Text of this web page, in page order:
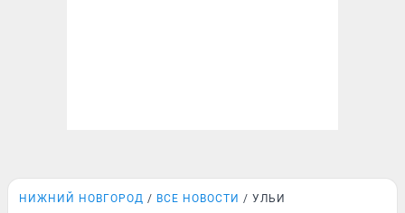
НИЖНИЙ НОВГОРОД ВСЕ НОВОСТИ УЛЬИ